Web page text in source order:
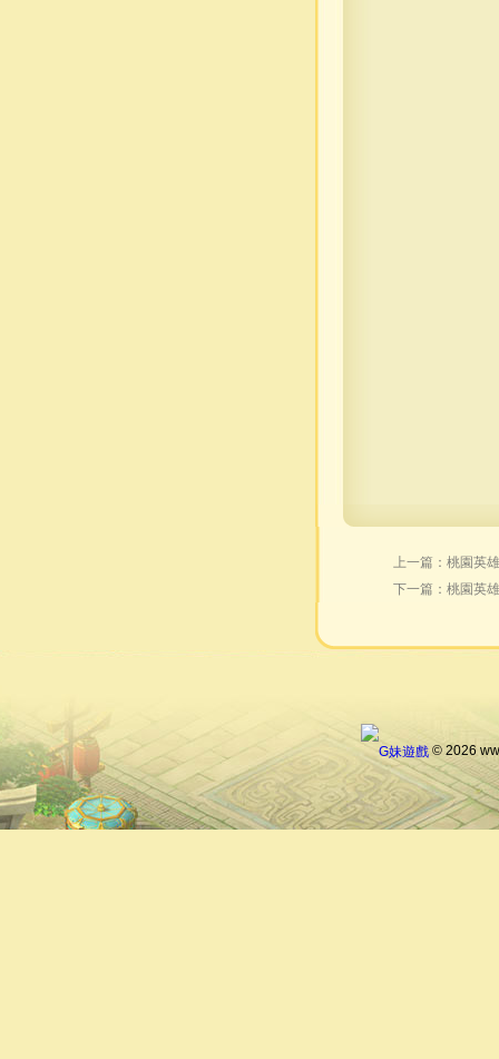
上一篇： 桃園英
下一篇： 桃園英
© 2026